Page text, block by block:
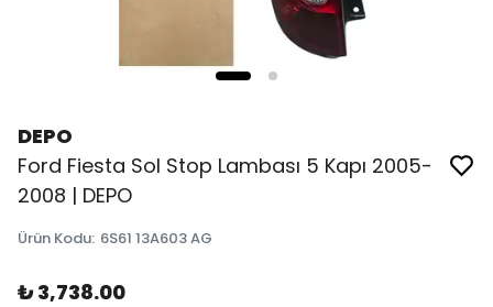
DEPO
Ford Fiesta Sol Stop Lambası 5 Kapı 2005-
2008 | DEPO
Ürün Kodu: 6S61 13A603 AG
₺ 3,738.00